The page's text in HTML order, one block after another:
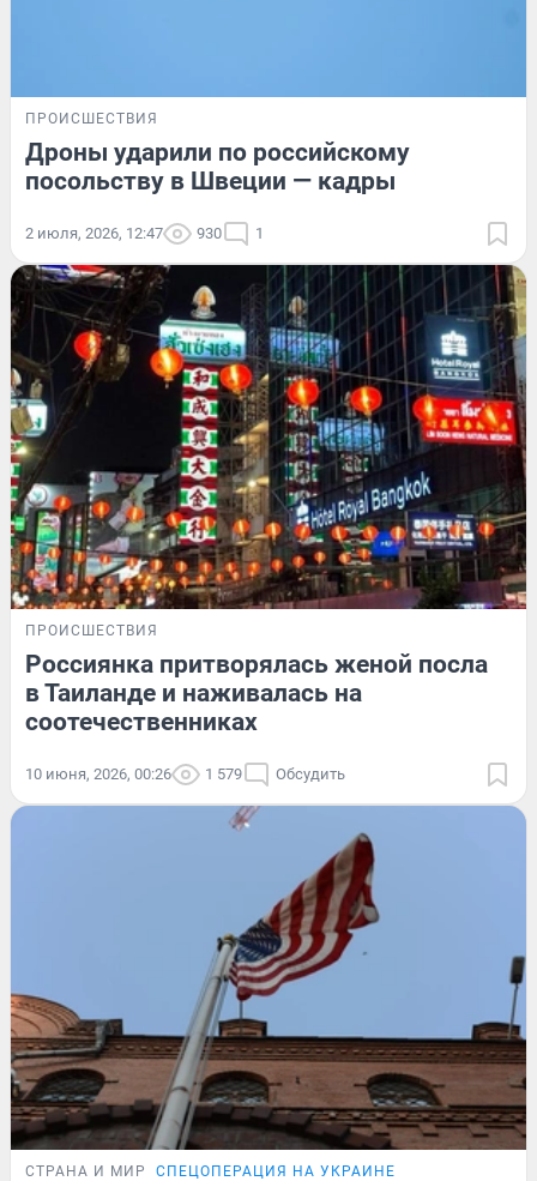
ПРОИСШЕСТВИЯ
Дроны ударили по российскому
посольству в Швеции — кадры
2 июля, 2026, 12:47 930 1
ПРОИСШЕСТВИЯ
Россиянка притворялась женой посла
в Таиланде и наживалась на
соотечественниках
10 июня, 2026, 00:26 1 579 Обсудить
СТРАНА И МИР СПЕЦОПЕРАЦИЯ НА УКРАИНЕ